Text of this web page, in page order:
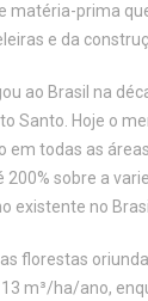
matéria-prima
e da
ao Brasil na
Santo. Hoje o
em todas as
sobre a
existente no
florestas
m³/ha/ano,